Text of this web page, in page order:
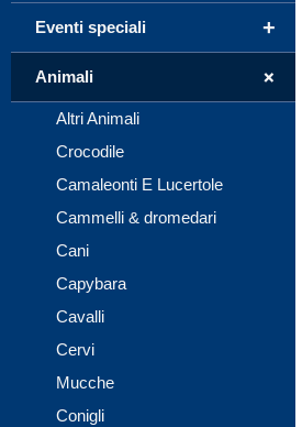
+
Eventi speciali
+
Animali
Altri Animali
Crocodile
Camaleonti E Lucertole
Cammelli & dromedari
Cani
Capybara
Cavalli
Cervi
Mucche
Conigli